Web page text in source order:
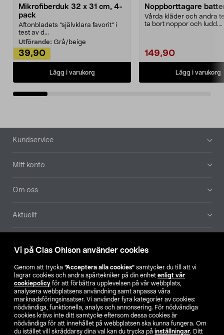
Vi på Clas Ohlson använder cookies
Genom att trycka ”Acceptera alla cookies” samtycker du till att vi
lagrar cookies och andra spårtekniker på din enhet enligt vår
cookiepolicy för att förbättra upplevelsen på vår webbplats,
analysera webbplatsens användning samt anpassa våra
marknadsföringsinsatser. Vi använder fyra kategorier av cookies:
nödvändiga, funktionella, analys och annonsering. För nödvändiga
cookies krävs inte ditt samtycke eftersom dessa cookies är
nödvändiga för att innehållet på webbplatsen ska kunna fungera. Om
du istället vill skräddarsy dina val kan du trycka på inställningar. Ditt
Mikrofiberduk 32 x 31 cm, 4-
pack
Aftonbladets "självklara favorit” i
test av d...
Utförande: Grå/beige
39,90
Lägg i varukorg
Noppborttagare
Vårda kläder och andra
ta bort noppor och ludd.
149,90
Lägg i varukorg
Sidfot
Kundservice
Mitt konto
Om oss
Aktuellt
Hitta butik
SE NO FI